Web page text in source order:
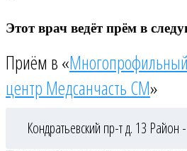
Этот врач ведёт прём в
Приём в «
центр Медсанчасть СМ»
Кондратьевский пр-т д. 13 Район